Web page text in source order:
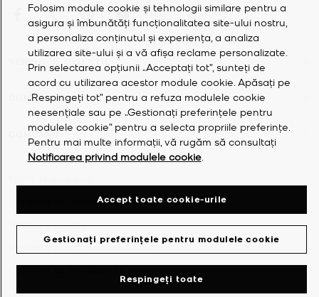
SERVICIUL CLIENȚII
CONTUL MEU
COMPANIE
Declarație de confidențialitate
Termene și condiții
Declarație privind modulele cookie
Folosim module cookie și tehnologii similare pentru a
asigura și îmbunătăți funcționalitatea site-ului nostru,
a personaliza conținutul și experiența, a analiza
utilizarea site-ului și a vă afișa reclame personalizate.
Prin selectarea opțiunii „Acceptați tot”, sunteți de
acord cu utilizarea acestor module cookie. Apăsați pe
„Respingeți tot” pentru a refuza modulele cookie
neesențiale sau pe „Gestionați preferințele pentru
modulele cookie” pentru a selecta propriile preferințe.
Pentru mai multe informații, vă rugăm să consultați
Notificarea privind modulele cookie.
Gestionați preferințele pentru modulele cookie
Respingeți toate
Accept toate cookie-urile